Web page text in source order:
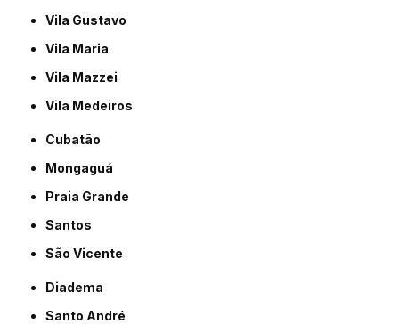
Vila Gustavo
Vila Maria
Vila Mazzei
Vila Medeiros
Cubatão
Mongaguá
Praia Grande
Santos
São Vicente
Diadema
Santo André